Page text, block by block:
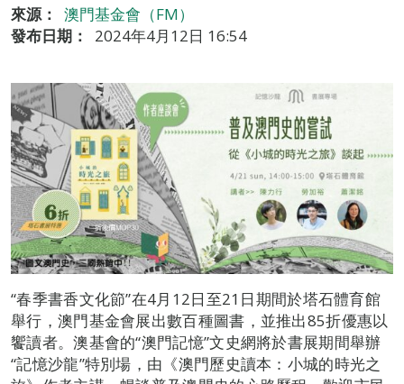
來源：
澳門基金會（FM）
發布日期：
2024年4月12日 16:54
“春季書香文化節”在4月12日至21日期間於塔石體育館
舉行，澳門基金會展出數百種圖書，並推出85折優惠以
饗讀者。澳基會的“澳門記憶”文史網將於書展期間舉辦
“記憶沙龍”特別場，由《澳門歷史讀本：小城的時光之